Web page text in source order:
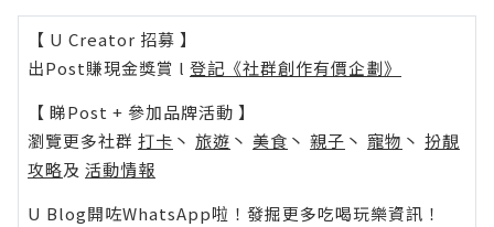
【 U Creator 招募 】
出Post賺現金獎賞 l 登記《社群創作有價企劃》
【 睇Post + 參加品牌活動 】
瀏覽更多社群 打卡 丶 旅遊 丶 美食 丶 親子 丶 寵物 丶 扮靚
攻略及 活動情報
U Blog開咗WhatsApp啦！發掘更多吃喝玩樂資訊！